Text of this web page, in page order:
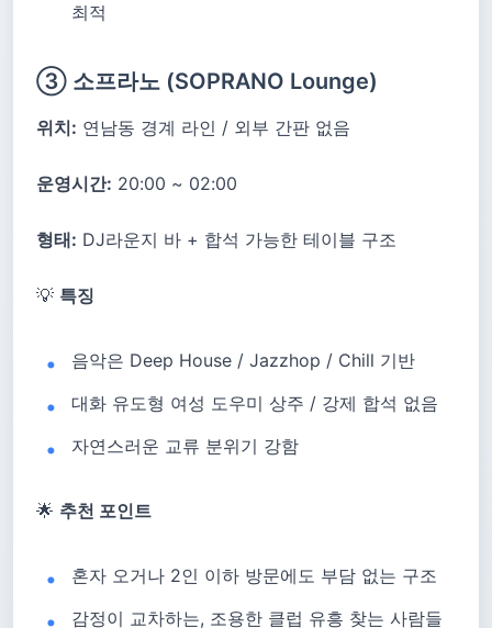
최적
③ 소프라노 (SOPRANO Lounge)
위치: 연남동 경계 라인 / 외부 간판 없음
운영시간: 20:00 ~ 02:00
형태: DJ라운지 바 + 합석 가능한 테이블 구조
💡 특징
음악은 Deep House / Jazzhop / Chill 기반
대화 유도형 여성 도우미 상주 / 강제 합석 없음
자연스러운 교류 분위기 강함
🌟 추천 포인트
혼자 오거나 2인 이하 방문에도 부담 없는 구조
감정이 교차하는, 조용한 클럽 유흥 찾는 사람들